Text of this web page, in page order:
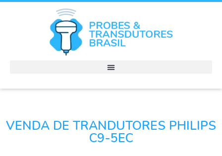
VENDA DE TRANDUTORES PHILIPS
C9-5EC